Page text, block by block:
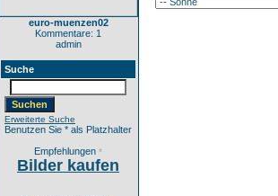
euro-muenzen02
Kommentare: 1
admin
Suche
Erweiterte Suche
Benutzen Sie * als Platzhalter
Empfehlungen *
Bilder kaufen